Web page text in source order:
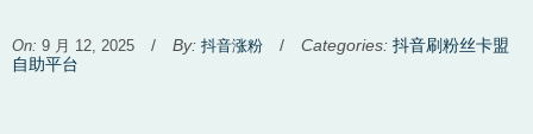
On: 9 月 12, 2025 / By: 抖音涨粉 / Categories: Used
抖音刷粉丝卡盟
自助平台